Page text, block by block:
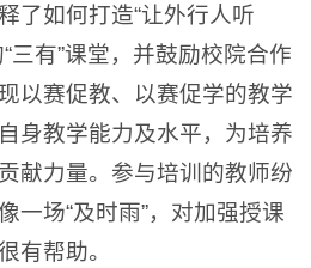
了如何打造“让外行人听
三有”课堂，并鼓励校院合作
以赛促教、以赛促学的教学
身教学能力及水平，为培养
献力量。参与培训的教师纷
一场“及时雨”，对加强授课
有帮助。